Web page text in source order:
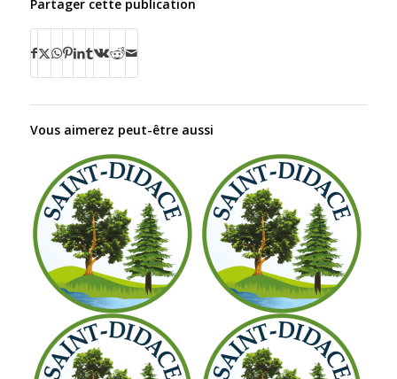
Partager cette publication
Vous aimerez peut-être aussi